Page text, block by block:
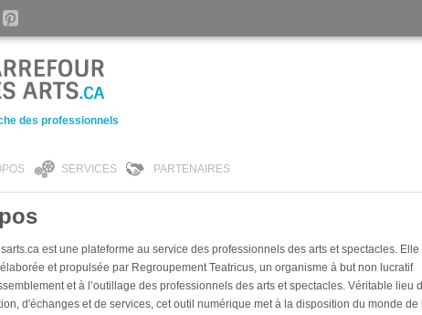
des professionnels
SERVICES PARTENAIRES
est une plateforme au service des professionnels des arts et spectacles. Elle
et propulsée par Regroupement Teatricus, un organisme à but non lucratif
et à l’outillage des professionnels des arts et spectacles. Véritable lieu
d'échanges et de services, cet outil numérique met à la disposition du monde de